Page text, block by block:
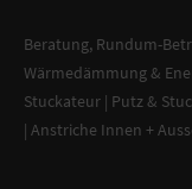
Beratung, Rundum-
Wärmedämmung &
Stuckateur | Putz &
| Anstriche Innen +